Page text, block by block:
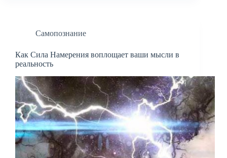
Самопознание
Как Сила Намерения воплощает ваши мысли в
реальность